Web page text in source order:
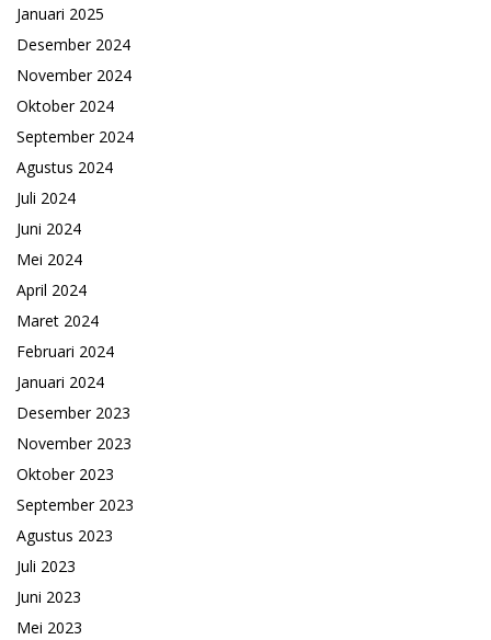
Januari 2025
Desember 2024
November 2024
Oktober 2024
September 2024
Agustus 2024
Juli 2024
Juni 2024
Mei 2024
April 2024
Maret 2024
Februari 2024
Januari 2024
Desember 2023
November 2023
Oktober 2023
September 2023
Agustus 2023
Juli 2023
Juni 2023
Mei 2023